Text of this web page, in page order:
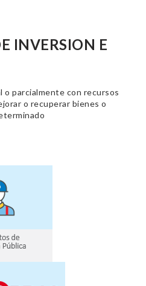
INVERSION E
parcialmente con recursos
o recuperar bienes o